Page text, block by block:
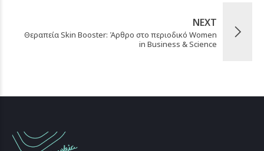
NEXT
Θεραπεία Skin Booster: Άρθρο στο περιοδικό Women
in Business & Science